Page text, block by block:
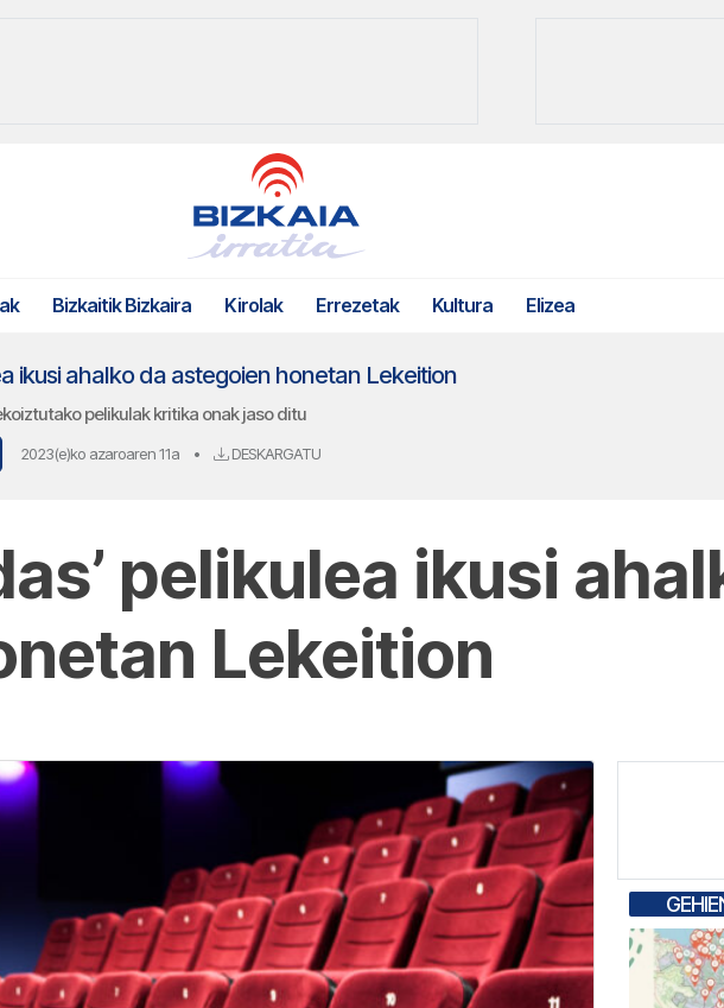
Bizkaitik Bizkaira Kirolak Errezetak Kultura Elizea
ikusi ahalko da astegoien honetan Lekeition
pelikulak kritika onak jaso ditu
2023(e)ko azaroaren 11a • DESKARGATU
pelikulea ikusi
Lekeition